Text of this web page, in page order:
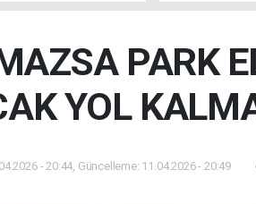
PARK
YOL
- 20:44, Güncelleme: 11.04.2026 - 20:49